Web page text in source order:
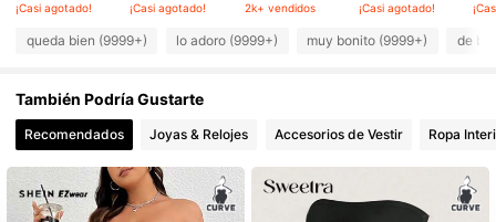
4.78 630K Seguidores
4.78 630K Seguidores
4.78 630K Seguidores
¡Casi agotado! ¡Casi agotado! 2k+ vendidos ¡Casi agotado!
queda bien (9999+) lo adoro (9999+) muy bonito (9999+) de
También Podría Gustarte
Recomendados Joyas & Relojes Accesorios de Vestir Ropa